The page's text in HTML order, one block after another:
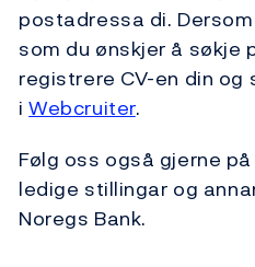
postadressa di.
som du ønskjer å søkje
registrere CV-en din
iWebcruiter.
Følg oss også gjerne på
ledige stillingar og
Noregs Bank.